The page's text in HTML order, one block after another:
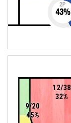
2P
43%
12/38
32%
9/20
45%